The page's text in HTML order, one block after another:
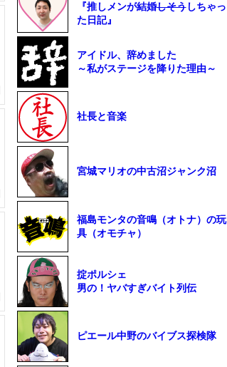
『推しメンが結婚しそうしちゃっ
た日記』
アイドル、辞めました
～私がステージを降りた理由～
社長と音楽
宮城マリオの中古沼ジャンク沼
福島モンタの音鳴（オトナ）の玩
具（オモチャ）
掟ポルシェ
男の！ヤバすぎバイト列伝
ピエール中野のバイブス探検隊